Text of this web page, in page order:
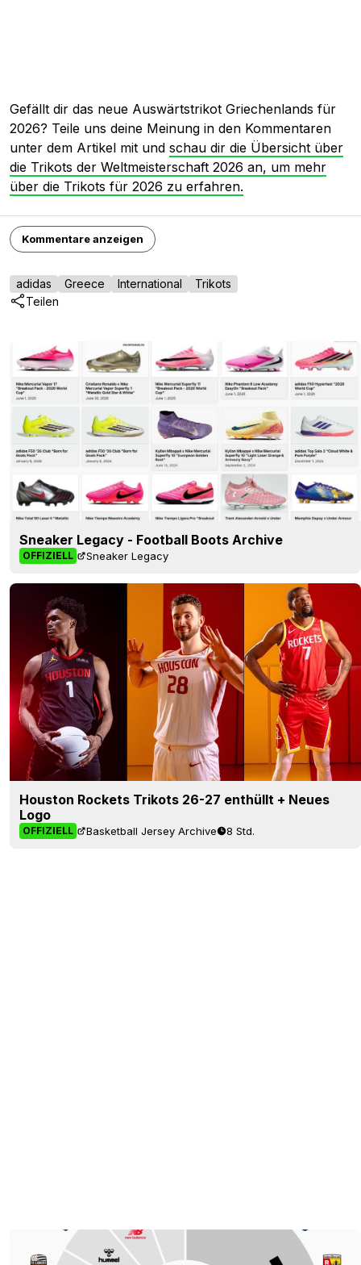
Gefällt dir das neue Auswärtstrikot Griechenlands für
2026? Teile uns deine Meinung in den Kommentaren
unter dem Artikel mit und schau dir die Übersicht über
die Trikots der Weltmeisterschaft 2026 an, um mehr
über die Trikots für 2026 zu erfahren.
Kommentare anzeigen
adidas Greece International
Trikots
Teilen
Sneaker Legacy - Football Boots Archive
OFFIZIELL Sneaker Legacy
Houston Rockets Trikots 26-27 enthüllt + Neues
Logo
OFFIZIELL Basketball Jersey Archive 8 Std.